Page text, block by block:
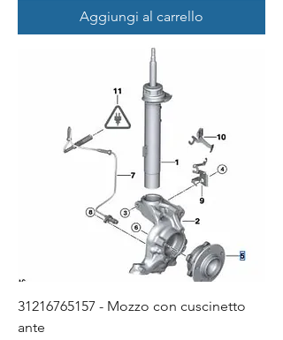
Aggiungi al carrello
31216765157 - Mozzo con cuscinetto
ante